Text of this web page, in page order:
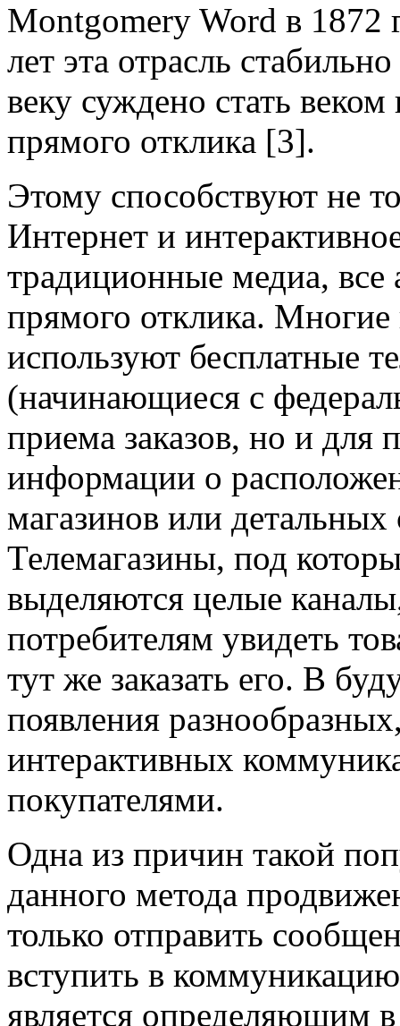
Montgomery Word в 1872
лет эта отрасль
веку суждено стать
прямого отклика [3].
Этому способствуют не
Интернет и
традиционные медиа,
прямого отклика.
используют бесплатные
(начинающиеся с
приема заказов, но и для
информации о
магазинов или детальных
Телемагазины, под
выделяются целые
потребителям увидеть
тут же заказать его. В
появления
интерактивных
покупателями.
Одна из причин такой
данного метода
только отправить
вступить в
является определяющим